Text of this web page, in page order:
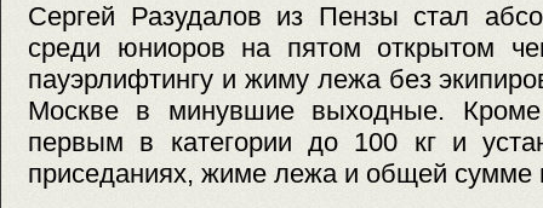
Сергей Разудалов из Пензы стал
среди юниоров на пятом открытом
пауэрлифтингу и жиму лежа без
Москве в минувшие выходные. Кроме
первым в категории до 100 кг и
приседаниях, жиме лежа и общей сумме